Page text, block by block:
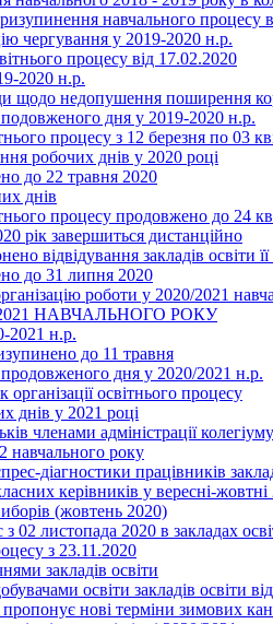
навчального процесу
чергування у 2019-2020 н.р.
процесу від 17.02.2020
2020 н.р.
щодо недопушення поширення
дня у 2019-2020 н.р.
процесу з 12 березня по 03
робочих днів у 2020 році
до 22 травня 2020
днів
процесу продовжено до 24
рік завершиться дистанційно
відвідування закладів освіти
до 31 липня 2020
роботи у 2020/2021
НАВЧАЛЬНОГО РОКУ
2021 н.р.
до 11 травня
дня у 2020/2021 н.р.
освітнього процесу
днів у 2021 році
членами адміністрації
навчального року
діагностики працівників
керівників у вересні-жовтні
(жовтень 2020)
02 листопада 2020 в закладах
з 23.11.2020
закладів освіти
освіти закладів освіти
нові терміни зимових